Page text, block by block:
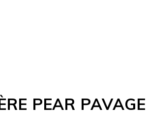
PEAR PAVAGE